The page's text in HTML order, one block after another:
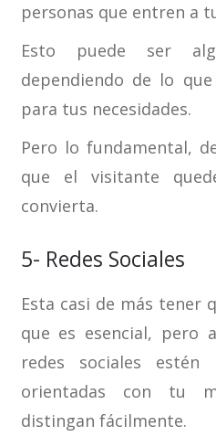
personas que entren a
Esto puede ser
dependiendo de lo
para tus necesidades.
Pero lo fundamental,
que el visitante
convierta.
5- Redes Sociales
Esta casi de más tener
que es esencial, pero
redes sociales estén
orientadas con tu
distingan fácilmente.